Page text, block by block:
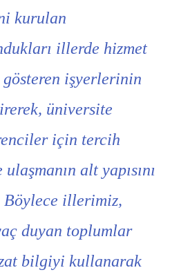
kurulan
illerde hizmet
işyerlerinin
üniversite
için tercih
alt yapısını
Böylece illerimiz,
duyan toplumlar
bilgiyi kullanarak